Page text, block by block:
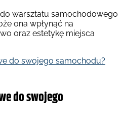
warsztatu samochodowego
ona wpłynąć na
oraz estetykę miejsca
do swojego